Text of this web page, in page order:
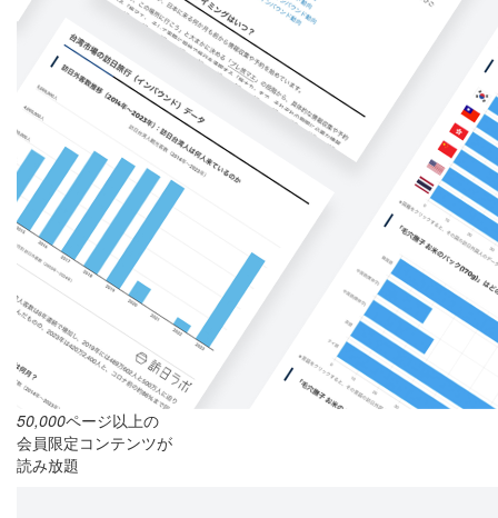
50,000ページ以上の
会員限定コンテンツが
読み放題